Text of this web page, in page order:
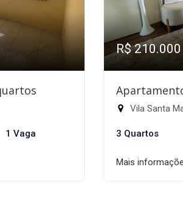
1 Vaga
R$ 210.000
Vila Santa
3 Quartos
Mais